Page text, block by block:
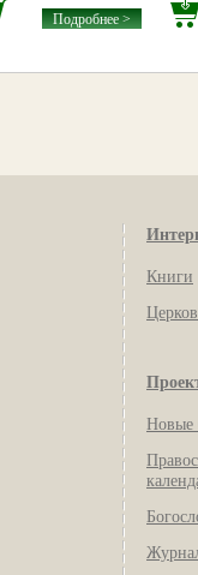
Подробнее >
Книги
Новые